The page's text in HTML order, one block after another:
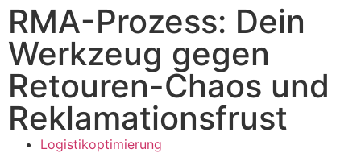
RMA-Prozess: Dein
Werkzeug gegen
Retouren-Chaos und
Reklamationsfrust
Logistikoptimierung